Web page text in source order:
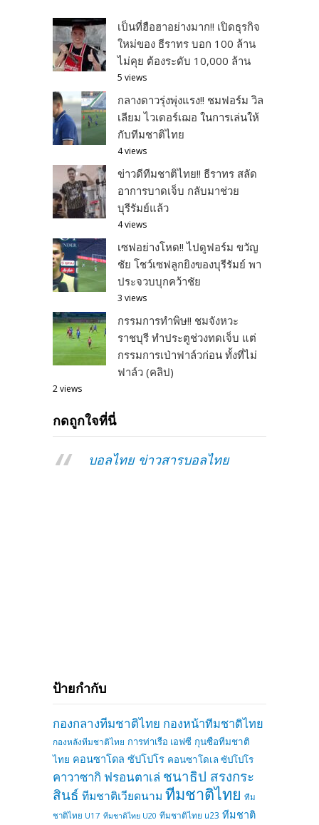
เป็นที่ฮือฮาอย่างมาก!! เปิดธุรกิจ
ใหม่ของ ธีราทร บอก 100 ล้าน
ไม่คุย ต้องระดับ 10,000 ล้าน
5 views
กลางดาวรุ่งพุ่งแรง!! ชมฟอร์ม วิล
เลียม ไวเดอร์เฌอ ในการเล่นให้
กับทีมชาติไทย
4 views
ข่าวดีทีมชาติไทย!! ธีราทร สลัด
อาการบาดเจ็บ กลับมาช่วย
บุรีรัมย์แล้ว
4 views
เซฟอย่างโหด!! ไปดูฟอร์ม ขวัญ
ชัย โชว์เซฟลูกยิงของบุรีรัมย์ พา
ประจวบบุกคว้าชัย
3 views
กรรมการทำพิษ!! ชมจังหวะ
ราชบุรี ทำประตูช่วงทดเจ็บ แต่
กรรมการเป่าฟาล์วก่อน ทั้งที่ไม่
ฟาล์ว (คลิป)
2 views
กดถูกใจที่นี่
บอลไทย ข่าวสารบอลไทย
ป้ายกำกับ
กองกลางทีมชาติไทย กองหน้าทีมชาติไทย
กองหลังทีมชาติไทย การท่าเรือ เอฟซี กุนซือทีมชาติ
ไทย คอนซาโดล ซัปโปโร คอนซาโดเล ซัปโปโร
คาวาซากิ ฟรอนตาเล่ ชนาธิป สรงกระ
สินธ์ ทีมชาติเวียดนาม ทีมชาติไทย ทีม
ชาติไทย U17 ทีมชาติไทย U20 ทีมชาติไทย u23 ทีมชาติ